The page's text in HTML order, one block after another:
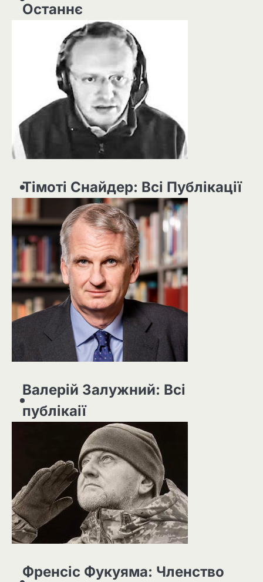
Останнє
Тімоті Снайдер: Всі Публікації
Валерій Залужний: Всі
публікаії
Френсіс Фукуяма: Членство